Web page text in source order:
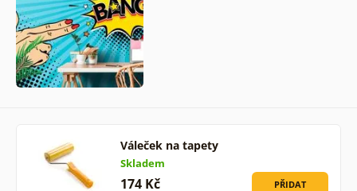
Váleček na tapety
Skladem
174 Kč PŘIDAT